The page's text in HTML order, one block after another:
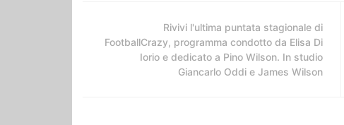
Rivivi l'ultima puntata stagionale di
FootballCrazy, programma condotto da Elisa Di
Iorio e dedicato a Pino Wilson. In studio
Giancarlo Oddi e James Wilson